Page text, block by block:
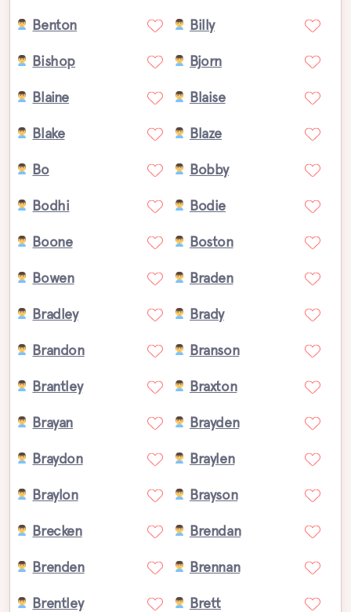
Benton Billy
Bishop Bjorn
Blaine Blaise
Blake Blaze
Bo Bobby
Bodhi Bodie
Boone Boston
Bowen Braden
Bradley Brady
Brandon Branson
Brantley Braxton
Brayan Brayden
Braydon Braylen
Braylon Brayson
Brecken Brendan
Brenden Brennan
Brentley Brett